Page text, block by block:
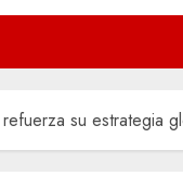
su estrategia